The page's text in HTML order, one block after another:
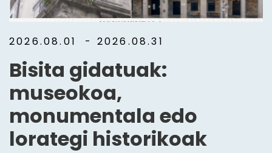
2026.08.01 - 2026.08.31
Bisita gidatuak:
museokoa,
monumentala edo
lorategi historikoak